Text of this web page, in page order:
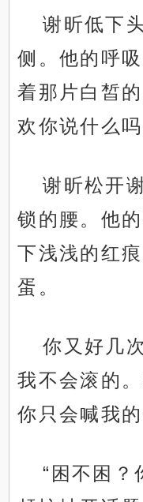
谢昕低下
侧。他的呼
着那片白皙
欢你说什么吗
谢昕松开
锁的腰。他
下浅浅的红
蛋。
你又好几
我不会滚的
你只会喊我的
“困不困？